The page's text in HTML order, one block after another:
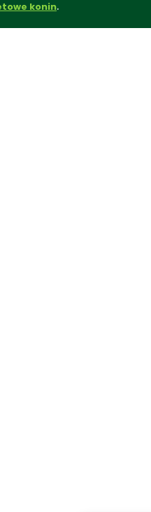
konin.